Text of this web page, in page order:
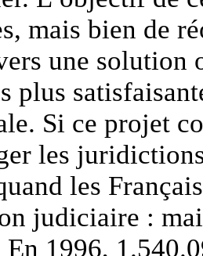
mais bien de
une solution
plus
Si ce projet
les
les
judiciaire :
En 1996,